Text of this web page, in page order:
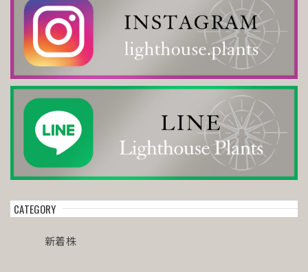
CATEGORY
新着株